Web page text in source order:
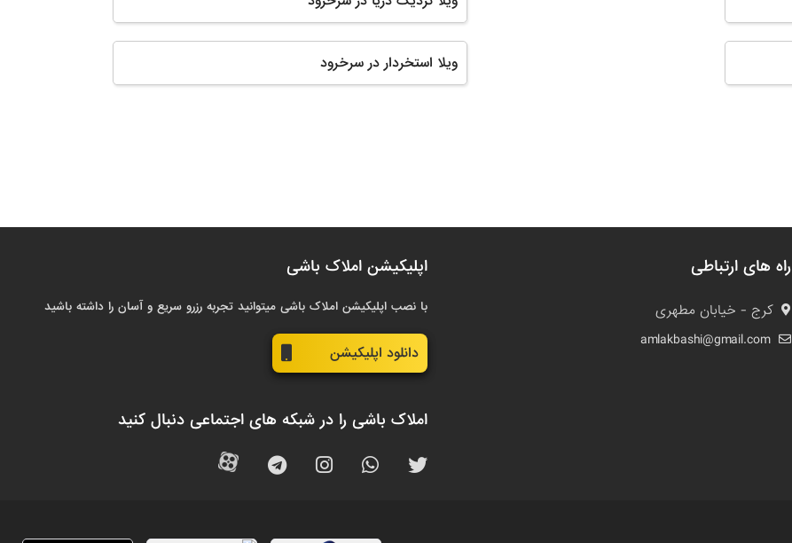
ویلا استخردار در سرخرود
راه های ارتباطی
کرج - خیابان مطهری
amlakbashi@gmail.com
اپلیکیشن املاک باشی
با نصب اپلیکیشن املاک باشی میتوانید تجربه رزرو سریع و آسان را داشته باشید
دانلود اپلیکیشن
املاک باشی را در شبکه های اجتماعی دنبال کنید